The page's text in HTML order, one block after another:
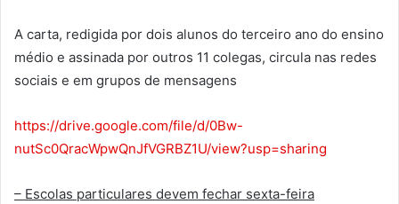
A carta, redigida por dois alunos do terceiro ano do ensino
médio e assinada por outros 11 colegas, circula nas redes
sociais e em grupos de mensagens
https://drive.google.com/file/d/0Bw-
nutSc0QracWpwQnJfVGRBZ1U/view?usp=sharing
– Escolas particulares devem fechar sexta-feira